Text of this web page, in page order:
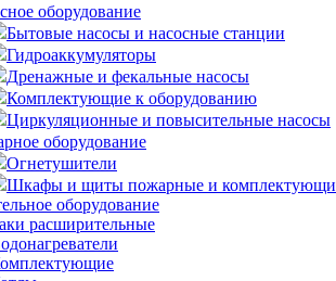
оборудование
Бытовые насосы и насосные станции
Гидроаккумуляторы
Дренажные и фекальные насосы
Комплектующие к оборудованию
Циркуляционные и повысительные насосы
оборудование
Огнетушители
Шкафы и щиты пожарные и
оборудование
расширительные